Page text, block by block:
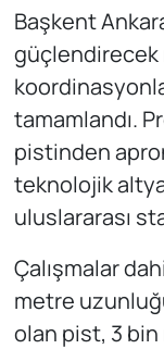
Başkent
güçlendirecek
tamamlandı.
pistinden
teknolojik
uluslararası
Çalışmalar
metre
olan pist, 3